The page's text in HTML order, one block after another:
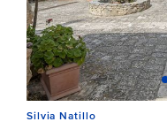
Silvia Natillo